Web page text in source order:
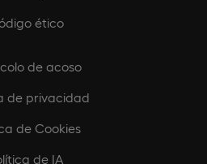
ético
de acoso
de privacidad
de Cookies
de IA